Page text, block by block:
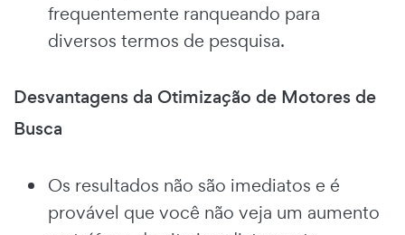
frequentemente ranqueando para
diversos termos de pesquisa.
Desvantagens da Otimização de Motores de
Busca
Os resultados não são imediatos e é
provável que você não veja um aumento